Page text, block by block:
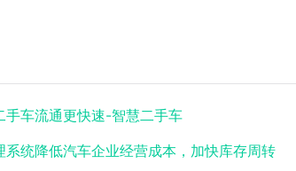
手车流通更快速-智慧二手车
统降低汽车企业经营成本，加快库存周转